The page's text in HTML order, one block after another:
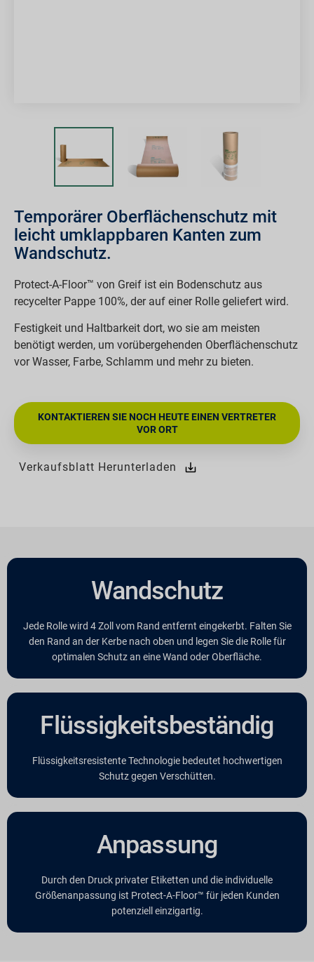
Temporärer Oberflächenschutz mit
leicht umklappbaren Kanten zum
Wandschutz.
Protect-A-Floor™ von Greif ist ein Bodenschutz aus
recycelter Pappe 100%, der auf einer Rolle geliefert wird.
Festigkeit und Haltbarkeit dort, wo sie am meisten
benötigt werden, um vorübergehenden Oberflächenschutz
vor Wasser, Farbe, Schlamm und mehr zu bieten.
KONTAKTIEREN SIE NOCH HEUTE EINEN VERTRETER
VOR ORT
Verkaufsblatt Herunterladen
Wandschutz
Jede Rolle wird 4 Zoll vom Rand entfernt eingekerbt. Falten Sie
den Rand an der Kerbe nach oben und legen Sie die Rolle für
optimalen Schutz an eine Wand oder Oberfläche.
Flüssigkeitsbeständig
Flüssigkeitsresistente Technologie bedeutet hochwertigen
Schutz gegen Verschütten.
Anpassung
Durch den Druck privater Etiketten und die individuelle
Größenanpassung ist Protect-A-Floor™ für jeden Kunden
potenziell einzigartig.